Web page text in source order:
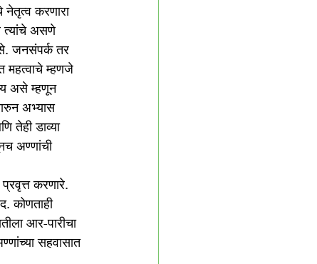
नेतृत्व करणारा
त्यांचे असणे
जनसंपर्क तर
महत्वाचे म्हणजे
असे म्हणून
अभ्यास
तेही डाव्या
अण्णांची
करणारे.
कोणताही
आर-पारीचा
सहवासात